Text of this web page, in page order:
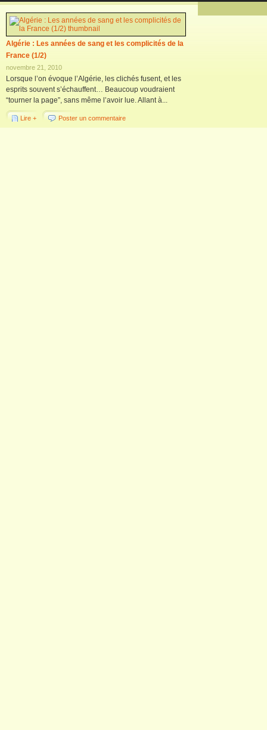
Algérie : Les années de sang et les complicités de la
France (1/2)
novembre 21, 2010
Lorsque l’on évoque l’Algérie, les clichés fusent, et les
esprits souvent s’échauffent… Beaucoup voudraient
“tourner la page”, sans même l’avoir lue. Allant à...
Lire + Poster un commentaire